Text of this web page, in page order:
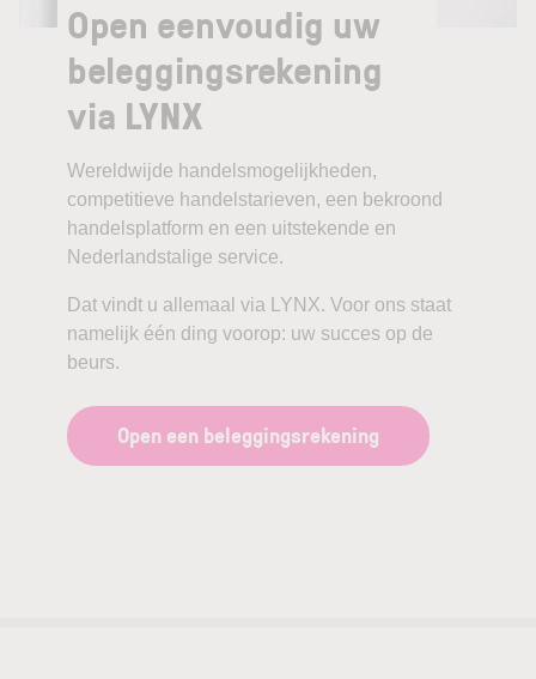
Open eenvoudig uw
beleggingsrekening
via LYNX
Wereldwijde handelsmogelijkheden,
competitieve handelstarieven, een bekroond
handelsplatform en een uitstekende en
Nederlandstalige service.
Dat vindt u allemaal via LYNX. Voor ons staat
namelijk één ding voorop: uw succes op de
beurs.
Open een beleggingsrekening